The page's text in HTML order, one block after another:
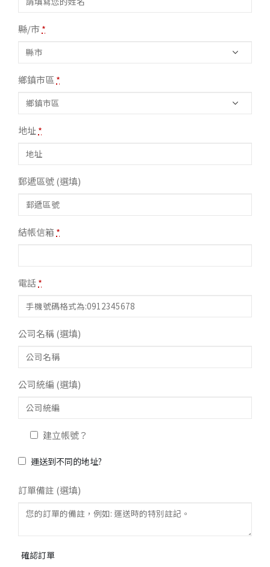
縣/市*
鄉鎮市區 *
地址*
郵遞區號(選填)
結帳信箱 *
電話*
公司名稱(選填)
公司統編 (選填)
建立帳號？
運送到不同的地址?
訂單備註 (選填)
確認訂單